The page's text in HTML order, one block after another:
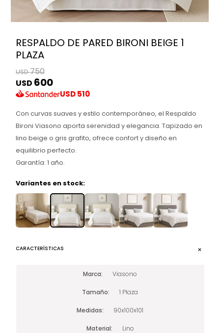
RESPALDO DE PARED BIRONI BEIGE 1
PLAZA
USD750
USD 600
USD510
Con curvas suaves y estilo contemporáneo, el Respaldo
Bironi Viasono aporta serenidad y elegancia. Tapizado en
lino beige o gris grafito, ofrece confort y diseño en
equilibrio perfecto.
Garantía: 1 año.
Variantes en stock:
CARACTERÍSTICAS
Marca Viasono
Tamaño 1 Plaza
Medidas 90x100x101
Material Lino